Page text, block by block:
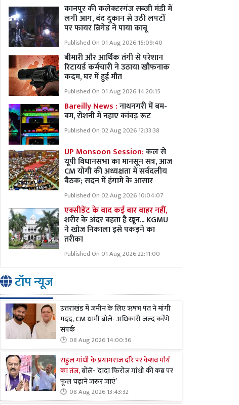
कानपुर की कलेक्टरगंज सब्जी मंडी में
लगी आग, बंद दुकान से उठी लपटों
पर फायर ब्रिगेड ने पाया काबू
Published On 01 Aug 2026 15:09:40
बीमारी और आर्थिक तंगी से परेशान
रिटायर्ड कर्मचारी ने उठाया खौफनाक
कदम, घर में हुई मौत
Published On 01 Aug 2026 14:20:15
Bareilly News :नाथनगरी में बम-
बम, रोशनी में नहाए कांवड़ रूट
Published On 02 Aug 2026 12:33:38
UP Monsoon Session:कल से
यूपी विधानसभा का मानसून सत्र, आज
CM योगी की अध्यक्षता में सर्वदलीय
बैठक; सदन में हंगामे के आसार
Published On 02 Aug 2026 10:04:07
एक्सीडेंट के बाद कई बार बाहर नहीं,
शरीर के अंदर बहता है खून... KGMU
ने खोज निकाला इसे पकड़ने का
तरीका
Published On 01 Aug 2026 22:11:00
टॉप न्यूज
उत्तराखंड में जमीन के लिए ऋषभ पंत ने मांगी
मदद, CM धामी बोले- अधिकारी जल्द करेंगे
संपर्क
08 Aug 2026 14:00:36
राहुल गांधी के प्रयागराज दौरे पर केशव मौर्य
का तंज,बोले- ‘दादा फिरोज गांधी की कब्र पर
फूल चढ़ाने जरूर जाएं’
08 Aug 2026 13:43:32